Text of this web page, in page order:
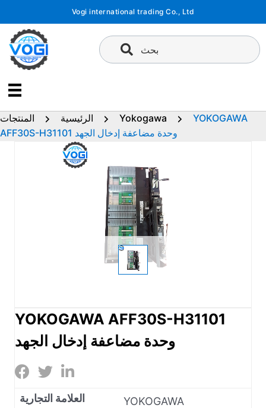
المحتوى
Vogi international trading Co., Ltd
بحث
الرئيسية المنتجات Yokogawa
YOKOGAWA
AFF30S-H31101 وحدة مضاعفة إدخال الجهد
YOKOGAWA AFF30S-H31101
وحدة مضاعفة إدخال الجهد
العلامة التجارية
YOKOGAWA